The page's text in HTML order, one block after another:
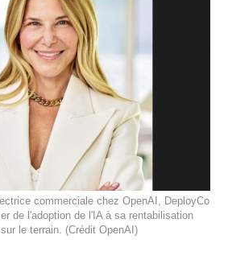
commerciale chez OpenAI, DeployCo
de l'adoption de l'IA à sa rentabilisation
le terrain. (Crédit OpenAI)